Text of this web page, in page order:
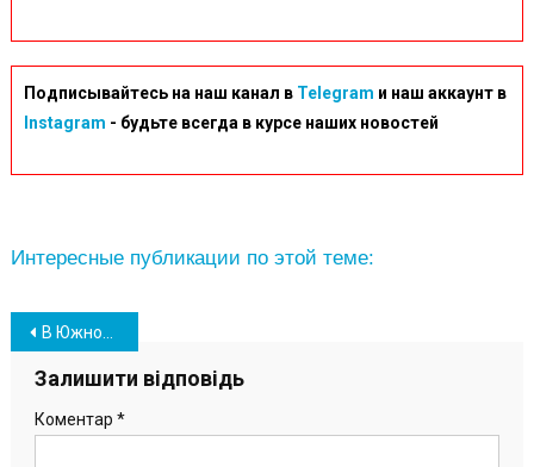
Подписывайтесь на наш канал в Telegram и наш аккаунт в
Instagram - будьте всегда в курсе наших новостей
Интересные публикации по этой теме:
Навігація
записів
В Южном завершают строительство еще одной спортивной площадки (фото)
Залишити відповідь
Коментар *